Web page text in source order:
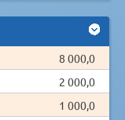
8 000,0
2 000,0
1 000,0